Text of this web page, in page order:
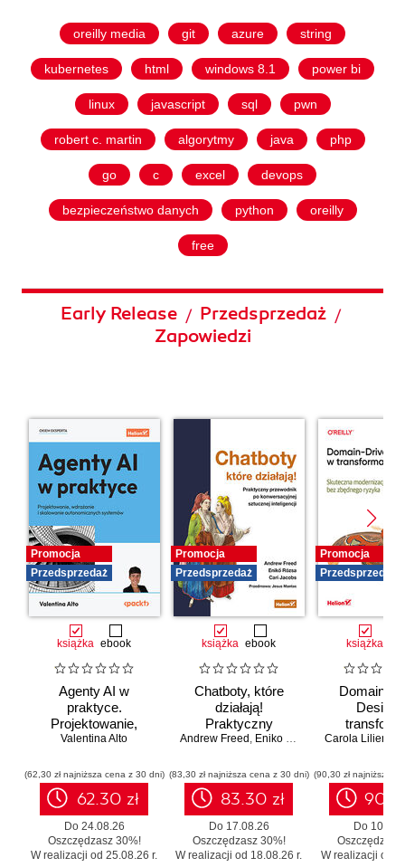
oreilly media git azure string
kubernetes html windows 8.1 power bi
linux javascript sql pwn
robert c. martin algorytmy java php
go c excel devops
bezpieczeństwo danych python oreilly
free
Early Release / Przedsprzedaż /
Zapowiedzi
Promocja
Przedsprzedaż
książka ebook
Agenty AI w
praktyce.
Projektowanie,
wdrażanie i
autonomicznych
systemów
Valentina Alto
(62,30 zł najniższa cena z 30 dni)
62.30 zł
Do 24.08.26
Oszczędzasz 30%!
W realizacji od 25.08.26 r.
Promocja
Przedsprzedaż
książka ebook
Chatboty, które
działają!
Praktyczny
przewodnik po
sztucznej
inteligencji
Andrew Freed , Eniko Rozsa Cari Jacobs
(83,30 zł najniższa cena z 30 dni)
83.30 zł
Do 17.08.26
Oszczędzasz 30%!
W realizacji od 18.08.26 r.
Promocja
Przedsprzedaż
książka
Domain-
Design
legacy
zbędnego
Carola Lilienthal
(90,30 zł najniższa
Do
Oszczędzasz
W realizacji od